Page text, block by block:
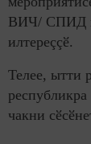
ВИЧ/ СПИД
илтереççӗ.
Телее, ытти
чакни